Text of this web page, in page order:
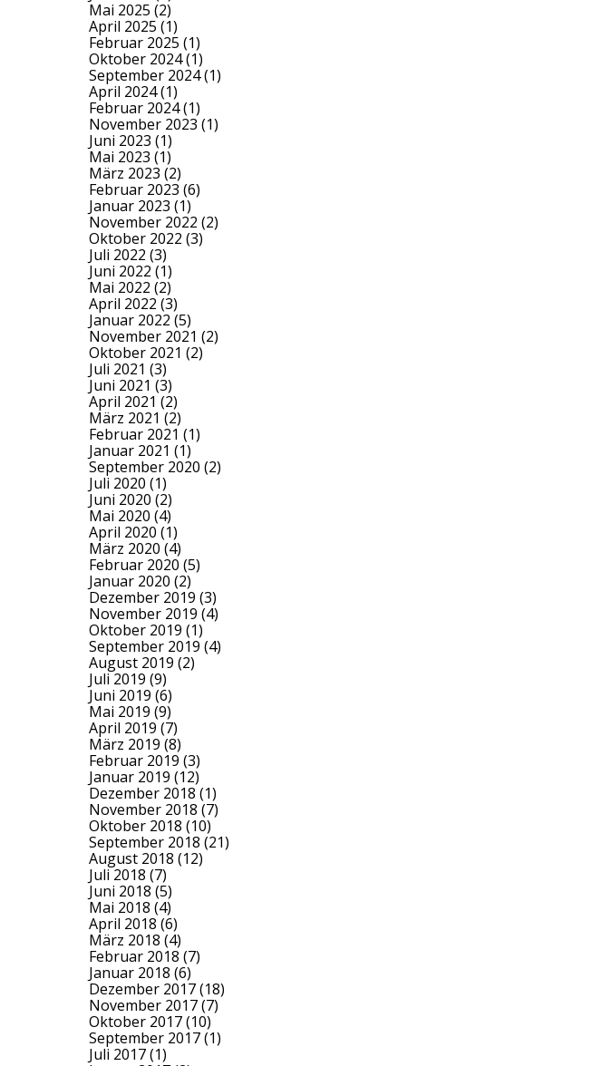
Mai 2025 (2)
April 2025 (1)
Februar 2025 (1)
Oktober 2024(1)
September 2024(1)
April 2024(1)
Februar 2024(1)
November 2023 (1)
Juni 2023 (1)
Mai 2023 (1)
März 2023 (2)
Februar 2023 (6)
Januar 2023 (1)
November 2022 (2)
Oktober 2022 (3)
Juli 2022 (3)
Juni 2022 (1)
Mai 2022 (2)
April 2022 (3)
Januar 2022 (5)
November 2021 (2)
Oktober 2021 (2)
Juli 2021 (3)
Juni 2021 (3)
April 2021 (2)
März 2021 (2)
Februar 2021 (1)
Januar 2021 (1)
September 2020 (2)
Juli 2020 (1)
Juni 2020 (2)
Mai 2020 (4)
April 2020 (1)
März 2020 (4)
Februar 2020 (5)
Januar 2020 (2)
Dezember 2019 (3)
November 2019 (4)
Oktober 2019 (1)
September 2019 (4)
August 2019 (2)
Juli 2019 (9)
Juni 2019 (6)
Mai 2019 (9)
April 2019 (7)
März 2019 (8)
Februar 2019 (3)
Januar 2019 (12)
Dezember 2018 (1)
November 2018 (7)
Oktober 2018 (10)
September 2018 (21)
August 2018 (12)
Juli 2018 (7)
Juni 2018 (5)
Mai 2018 (4)
April 2018 (6)
März 2018 (4)
Februar 2018 (7)
Januar 2018 (6)
Dezember 2017(18)
November 2017(7)
Oktober 2017(10)
September 2017(1)
Juli 2017(1)